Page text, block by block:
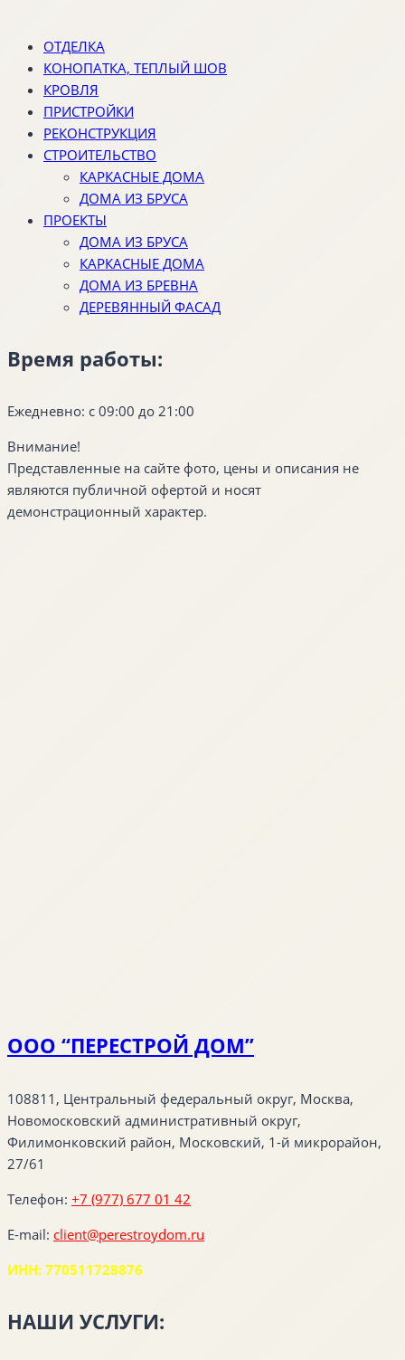
ОТДЕЛКА
КОНОПАТКА, ТЕПЛЫЙ ШОВ
КРОВЛЯ
ПРИСТРОЙКИ
РЕКОНСТРУКЦИЯ
СТРОИТЕЛЬСТВО
КАРКАСНЫЕ ДОМА
ДОМА ИЗ БРУСА
ПРОЕКТЫ
ДОМА ИЗ БРУСА
КАРКАСНЫЕ ДОМА
ДОМА ИЗ БРЕВНА
ДЕРЕВЯННЫЙ ФАСАД
Время работы:
Ежедневно: с 09:00 до 21:00
Внимание!
Представленные на сайте фото, цены и описания не
являются публичной офертой и носят
демонстрационный характер.
ООО “ПЕРЕСТРОЙ ДОМ”
108811, Центральный федеральный округ, Москва,
Новомосковский административный округ,
Филимонковский район, Московский, 1-й микрорайон,
27/61
Телефон: +7 (977) 677 01 42
E-mail: client@perestroydom.ru
ИНН: 770511728876
НАШИ УСЛУГИ: